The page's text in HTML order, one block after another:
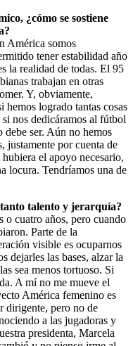
¿cómo se sostiene
América somos
tener estabilidad año
la realidad de todas. El 95
trabajan en otras
Y, obviamente,
logrado tantas cosas
nos dedicáramos al fútbol
ser. Aún no hemos
justamente por cuenta de
el apoyo necesario,
locura. Tendríamos una de
talento y jerarquía?
o cuatro años, pero cuando
Parte de la
visible es ocuparnos
dejarles las bases, alzar la
sea menos tortuoso. Si
A mí no me mueve el
América femenino es
dirigente, pero no de
a las jugadoras y
presidenta, Marcela